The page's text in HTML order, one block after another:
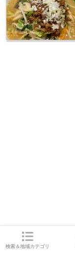
検索＆地域カテゴリ